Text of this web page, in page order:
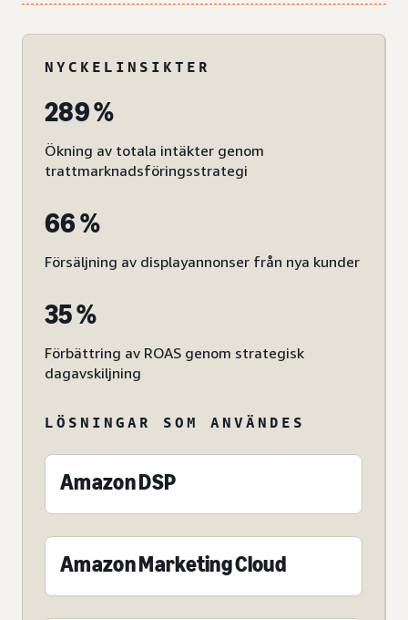
NYCKELINSIKTER
289 %
Ökning av totala intäkter genom
trattmarknadsföringsstrategi
66 %
Försäljning av displayannonser från nya kunder
35 %
Förbättring av ROAS genom strategisk
dagavskiljning
LÖSNINGAR SOM ANVÄNDES
Amazon DSP
Amazon Marketing Cloud